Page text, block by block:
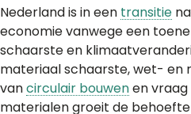
Nederland is in een transitie
economie vanwege een
schaarste en
materiaal schaarste, wet- en
vancirculair bouwenen vraag
materialen groeit de